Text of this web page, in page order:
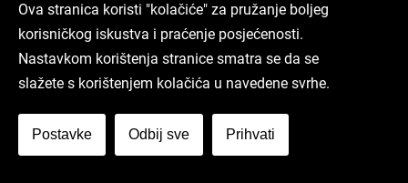
ARHIVA TEKSTOVA
Svi tekstovi
Ova stranica koristi "kolačiće" za pružanje boljeg
korisničkog iskustva i praćenje posjećenosti.
Nastavkom korištenja stranice smatra se da se
slažete s korištenjem kolačića u navedene svrhe.
Postavke Odbij sve Prihvati